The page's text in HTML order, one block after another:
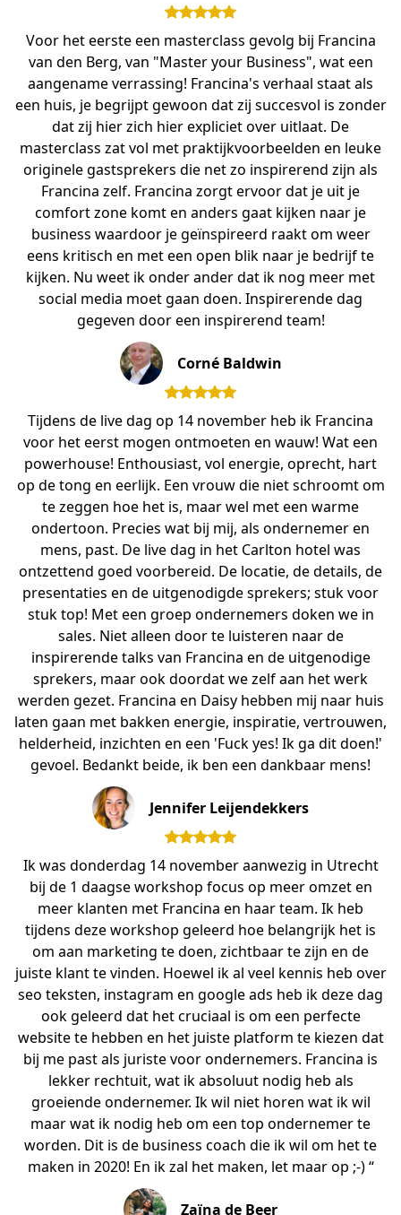
Voor het eerste een masterclass gevolg bij Francina
van den Berg, van "Master your Business", wat een
aangename verrassing! Francina's verhaal staat als
een huis, je begrijpt gewoon dat zij succesvol is zonder
dat zij hier zich hier expliciet over uitlaat. De
masterclass zat vol met praktijkvoorbeelden en leuke
originele gastsprekers die net zo inspirerend zijn als
Francina zelf. Francina zorgt ervoor dat je uit je
comfort zone komt en anders gaat kijken naar je
business waardoor je geïnspireerd raakt om weer
eens kritisch en met een open blik naar je bedrijf te
kijken. Nu weet ik onder ander dat ik nog meer met
social media moet gaan doen. Inspirerende dag
gegeven door een inspirerend team!
Corné Baldwin
Tijdens de live dag op 14 november heb ik Francina
voor het eerst mogen ontmoeten en wauw! Wat een
powerhouse! Enthousiast, vol energie, oprecht, hart
op de tong en eerlijk. Een vrouw die niet schroomt om
te zeggen hoe het is, maar wel met een warme
ondertoon. Precies wat bij mij, als ondernemer en
mens, past. De live dag in het Carlton hotel was
ontzettend goed voorbereid. De locatie, de details, de
presentaties en de uitgenodigde sprekers; stuk voor
stuk top! Met een groep ondernemers doken we in
sales. Niet alleen door te luisteren naar de
inspirerende talks van Francina en de uitgenodige
sprekers, maar ook doordat we zelf aan het werk
werden gezet. Francina en Daisy hebben mij naar huis
laten gaan met bakken energie, inspiratie, vertrouwen,
helderheid, inzichten en een 'Fuck yes! Ik ga dit doen!'
gevoel. Bedankt beide, ik ben een dankbaar mens!
Jennifer Leijendekkers
Ik was donderdag 14 november aanwezig in Utrecht
bij de 1 daagse workshop focus op meer omzet en
meer klanten met Francina en haar team. Ik heb
tijdens deze workshop geleerd hoe belangrijk het is
om aan marketing te doen, zichtbaar te zijn en de
juiste klant te vinden. Hoewel ik al veel kennis heb over
seo teksten, instagram en google ads heb ik deze dag
ook geleerd dat het cruciaal is om een perfecte
website te hebben en het juiste platform te kiezen dat
bij me past als juriste voor ondernemers. Francina is
lekker rechtuit, wat ik absoluut nodig heb als
groeiende ondernemer. Ik wil niet horen wat ik wil
maar wat ik nodig heb om een top ondernemer te
worden. Dit is de business coach die ik wil om het te
maken in 2020! En ik zal het maken, let maar op ;-) “
Zaïna de Beer